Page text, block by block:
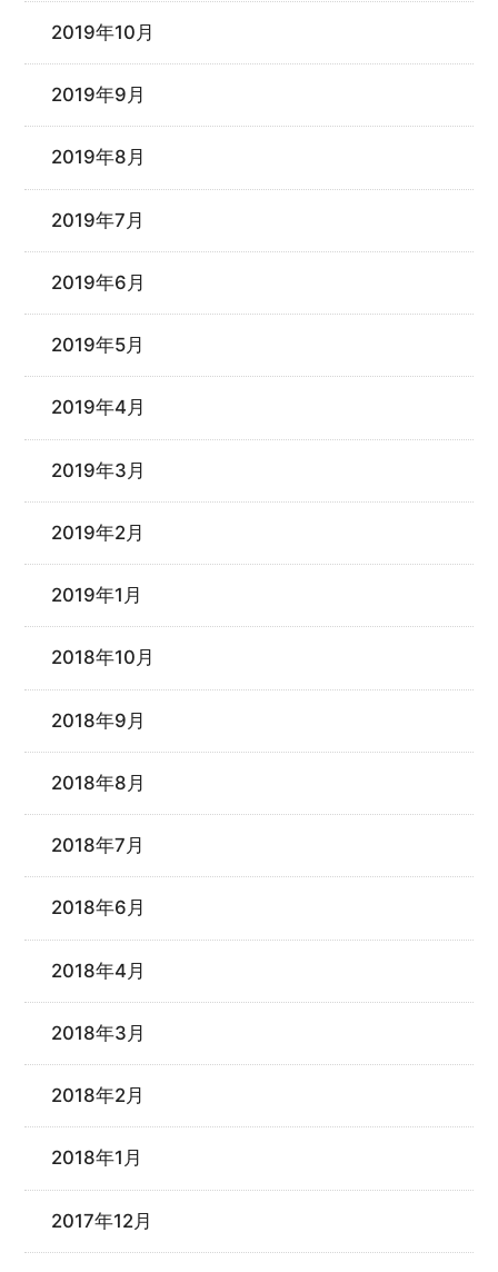
2019年10月
2019年9月
2019年8月
2019年7月
2019年6月
2019年5月
2019年4月
2019年3月
2019年2月
2019年1月
2018年10月
2018年9月
2018年8月
2018年7月
2018年6月
2018年4月
2018年3月
2018年2月
2018年1月
2017年12月